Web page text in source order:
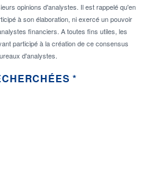
opinions d'analystes. Il est rappelé qu'en
à son élaboration, ni exercé un pouvoir
financiers. A toutes fins utiles, les
participé à la création de ce consensus
d'analystes.
*